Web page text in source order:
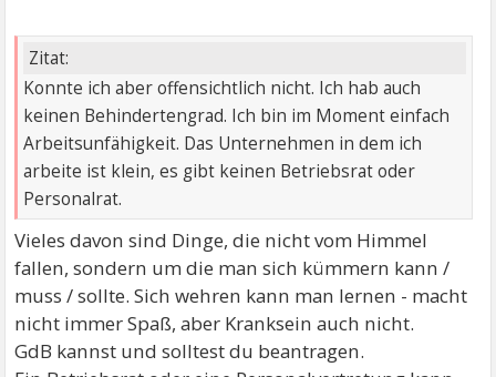
Zitat:
Konnte ich aber offensichtlich nicht. Ich hab auch
keinen Behindertengrad. Ich bin im Moment einfach
Arbeitsunfähigkeit. Das Unternehmen in dem ich
arbeite ist klein, es gibt keinen Betriebsrat oder
Personalrat.
Vieles davon sind Dinge, die nicht vom Himmel
fallen, sondern um die man sich kümmern kann /
muss / sollte. Sich wehren kann man lernen - macht
nicht immer Spaß, aber Kranksein auch nicht.
GdB kannst und solltest du beantragen.